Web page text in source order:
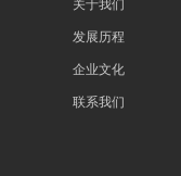
关于我们
发展历程
企业文化
联系我们